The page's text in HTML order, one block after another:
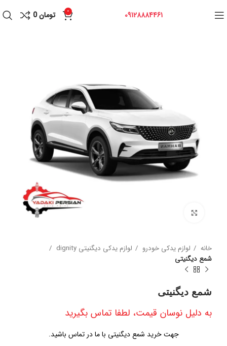
09128884461
0 تومان0
خانه لوازم یدکی خودرو
لوازم یدکی دیگنیتی dignity
شمع دیگنیتی
شمع دیگنیتی
به دلیل نوسان قیمت، لطفا تماس بگیرید
جهت خرید شمع دیگنیتی با ما در تماس باشید.